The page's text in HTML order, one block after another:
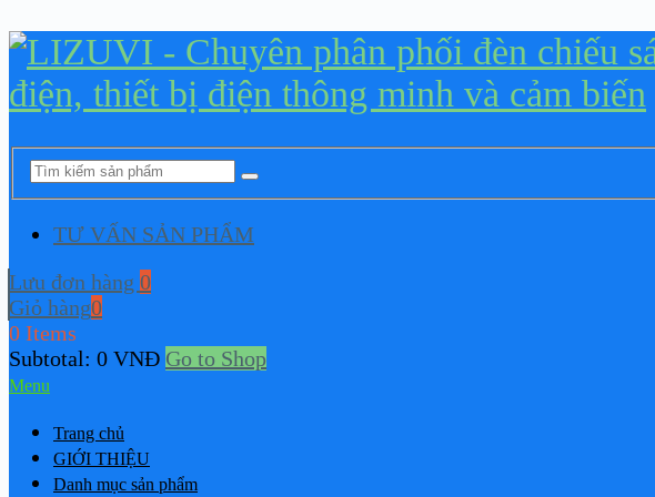
TƯ VẤN SẢN PHẨM
Lưu đơn hàng 0
Giỏ hàng0
0 Items
Subtotal: 0 VNĐ Go to Shop
Menu
Trang chủ
GIỚI THIỆU
Danh mục sản phẩm